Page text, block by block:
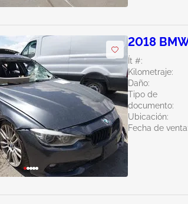
2018
Ít #:
Kilometraje:
Daño:
Tipo de
documento:
Ubicación:
Fecha de venta: